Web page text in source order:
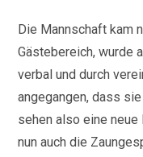
Die Mannschaft kam
Gästebereich, wurde
verbal und durch
angegangen, dass
sehen also eine
nun auch die